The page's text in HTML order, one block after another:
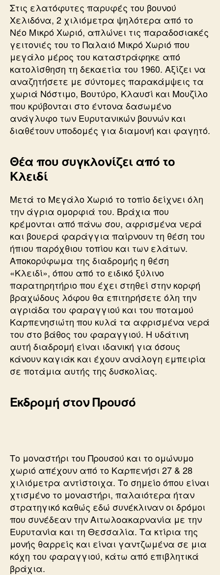
Στις ελατόφυτες παρυφές του βουνού
Χελιδόνα, 2 χιλιόμετρα ψηλότερα από το
Νέο Μικρό Χωριό, απλώνει τις παραδοσιακές
γειτονιές του το Παλαιό Μικρό Χωριό που
μεγάλο μέρος του καταστράφηκε από
κατολίσθηση τη δεκαετία του 1960. Αξίζει να
αναζητήσετε με σύντομες παρακάμψεις τα
χωριά Νόστιμο, Βουτύρο, Κλαυσί και Μουζίλο
που κρύβονται στο έντονα δασωμένο
ανάγλυφο των Ευρυτανικών βουνών και
διαθέτουν υποδομές για διαμονή και φαγητό.
Θέα που συγκλονίζει από το
Κλειδί
Μετά το Μεγάλο Χωριό το τοπίο δείχνει όλη
την άγρια ομορφιά του. Βράχια που
κρέμονται από πάνω σου, αφρισμένα νερά
και βουερά φαράγγια παίρνουν τη θέση του
ήπιου παρόχθιου τοπίου και των ελάτων.
Αποκορύφωμα της διαδρομής η θέση
«Κλειδί», όπου από το ειδικό ξύλινο
παρατηρητήριο που έχει στηθεί στην κορφή
βραχώδους λόφου θα επιτηρήσετε όλη την
αγριάδα του φαραγγιού και του ποταμού
Καρπενησιώτη που κυλά τα αφρισμένα νερά
του στο βάθος του φαραγγιού. Η υδάτινη
αυτή διαδρομή είναι ιδανική για όσους
κάνουν καγιάκ και έχουν ανάλογη εμπειρία
σε ποτάμια αυτής της δυσκολίας.
Εκδρομή στον Προυσό
Το μοναστήρι του Προυσού και το ομώνυμο
χωριό απέχουν από το Καρπενήσι 27 & 28
χιλιόμετρα αντίστοιχα. Το σημείο όπου είναι
χτισμένο το μοναστήρι, παλαιότερα ήταν
στρατηγικό καθώς εδώ συνέκλιναν οι δρόμοι
που συνέδεαν την Αιτωλοακαρνανία με την
Ευρυτανία και τη Θεσσαλία. Τα κτίρια της
μονής θαρρείς και είναι γαντζωμένα σε μια
κόχη του φαραγγιού, κάτω από επιβλητικά
βράχια.